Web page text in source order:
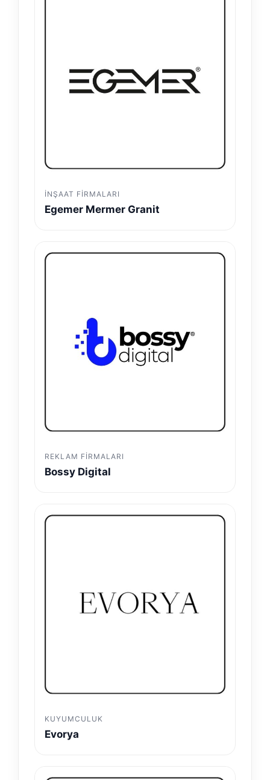
İNŞAAT FIRMALARI
Egemer Mermer Granit
REKLAM FIRMALARI
Bossy Digital
KUYUMCULUK
Evorya